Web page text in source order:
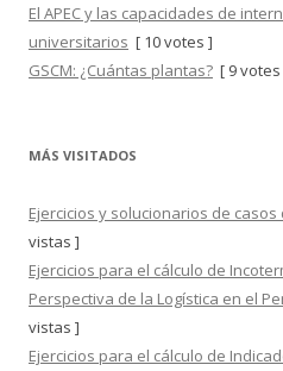
El APEC y las capacidades de
universitarios [ 10 votes ]
GSCM: ¿Cuántas plantas? [ 9 votes
MÁS VISITADOS
Ejercicios y solucionarios de
vistas ]
Ejercicios para el cálculo de
Perspectiva de la Logística en el
vistas ]
Ejercicios para el cálculo de